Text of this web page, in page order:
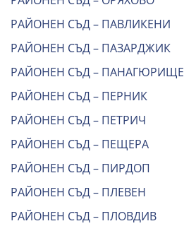
РАЙОНЕН СЪД – ПАВЛИКЕНИ
РАЙОНЕН СЪД – ПАЗАРДЖИК
РАЙОНЕН СЪД – ПАНАГЮРИЩЕ
РАЙОНЕН СЪД – ПЕРНИК
РАЙОНЕН СЪД – ПЕТРИЧ
РАЙОНЕН СЪД – ПЕЩЕРА
РАЙОНЕН СЪД – ПИРДОП
РАЙОНЕН СЪД – ПЛЕВЕН
РАЙОНЕН СЪД – ПЛОВДИВ